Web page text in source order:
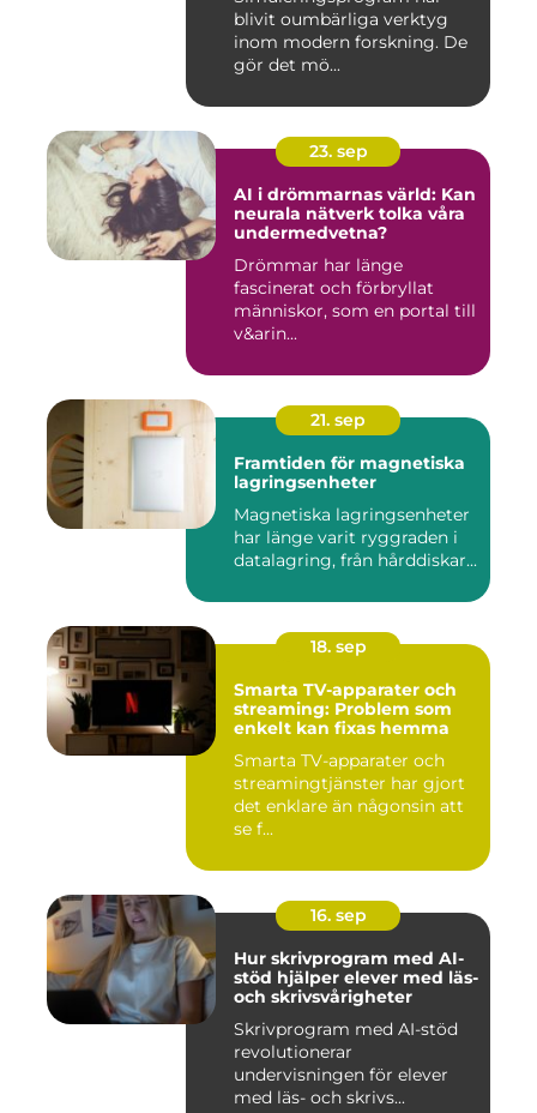
blivit oumbärliga verktyg
inom modern forskning. De
gör det mö...
23. sep
AI i drömmarnas värld: Kan
neurala nätverk tolka våra
undermedvetna?
Drömmar har länge
fascinerat och förbryllat
människor, som en portal till
v&arin...
21. sep
Framtiden för magnetiska
lagringsenheter
Magnetiska lagringsenheter
har länge varit ryggraden i
datalagring, från hårddiskar...
18. sep
Smarta TV-apparater och
streaming: Problem som
enkelt kan fixas hemma
Smarta TV-apparater och
streamingtjänster har gjort
det enklare än någonsin att
se f...
16. sep
Hur skrivprogram med AI-
stöd hjälper elever med läs-
och skrivsvårigheter
Skrivprogram med AI-stöd
revolutionerar
undervisningen för elever
med läs- och skrivs...